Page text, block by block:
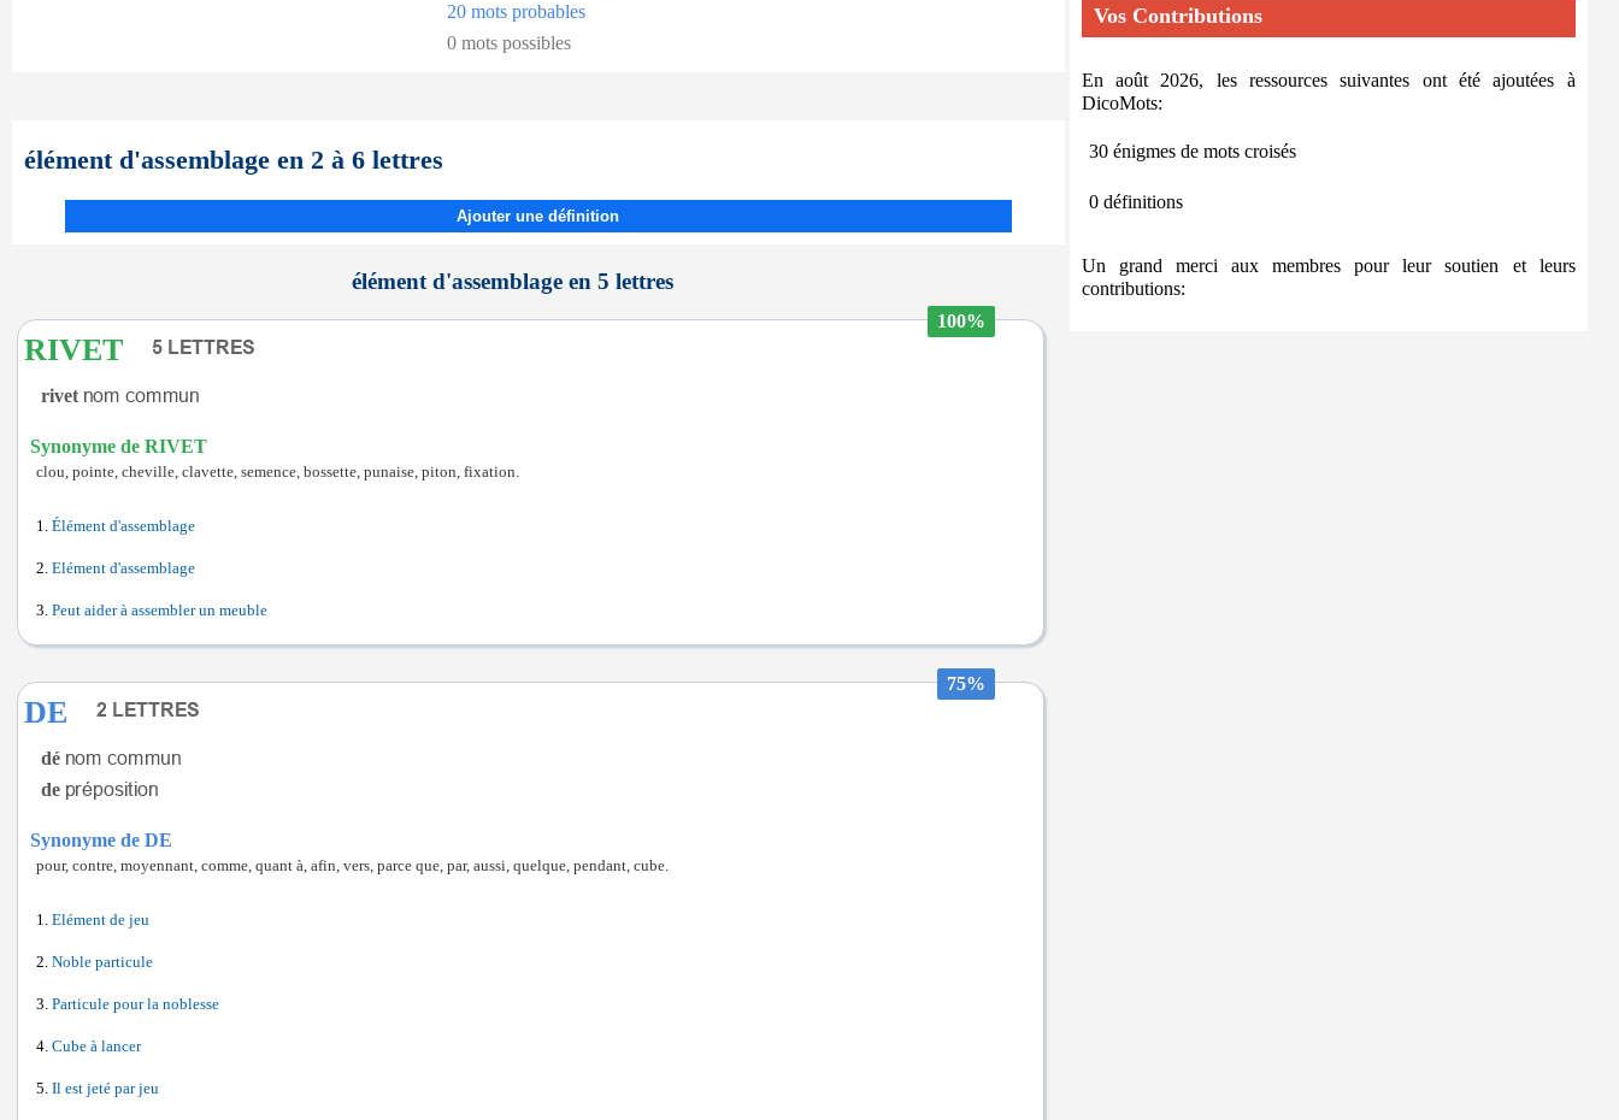
20 mots probables
0 mots possibles
élément d'assemblage en 2 à 6 lettres
Ajouter une définition
élément d'assemblage en 5 lettres
100%
RIVET
rivet
Synonyme de RIVET
clou, pointe, cheville, clavette, semence, bossette, punaise, piton, fixation.
Élément d'assemblage
Elément d'assemblage
Peut aider à assembler un meuble
75%
DE
dé
de
Synonyme de DE
pour, contre, moyennant, comme, quant à, afin, vers, parce que, par, aussi, quelque, pendant, cube.
Elément de jeu
Noble particule
Particule pour la noblesse
Cube à lancer
Il est jeté par jeu
Vos Contributions
En août 2026, les ressources suivantes ont été ajoutées à
DicoMots:
30 énigmes de mots croisés
0 définitions
Un grand merci aux membres pour leur soutien et leurs
contributions: